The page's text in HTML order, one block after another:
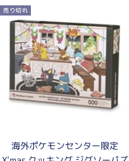
格
売り切れ
海外ポケモンセンター限定